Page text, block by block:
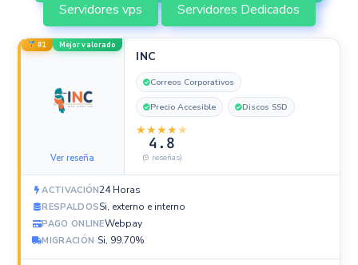
Servidores vps
Servidores Dedicados
#1 Mejor valorado
Ver reseña
INC
Correos Corporativos
Precio Accesible Discos SSD
ACTIVACIÓN24 Horas
RESPALDOSSi, externo e interno
PAGO ONLINEWebpay
MIGRACIÓN Si, 99.70%
★★★★★
4.8
(9 reseñas)